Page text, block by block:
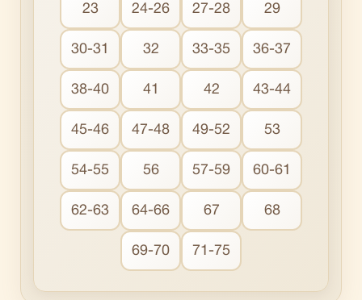
23 24-26 27-28 29
30-31 32 33-35 36-37
38-40 41 42 43-44
45-46 47-48 49-52 53
54-55 56 57-59 60-61
62-63 64-66 67 68
69-70 71-75